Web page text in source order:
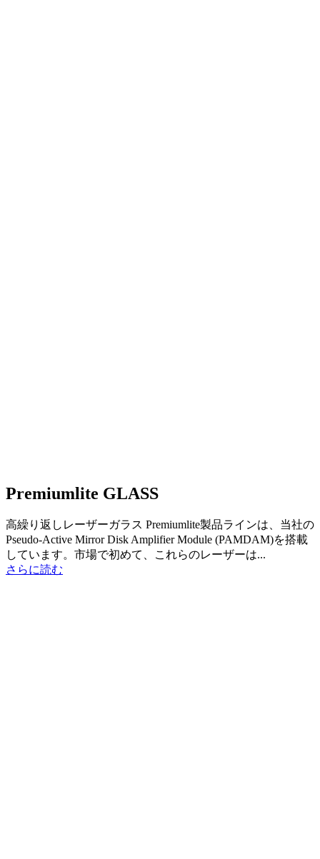
Premiumlite GLASS
高繰り返しレーザーガラス Premiumlite製品ラインは、当社の
Pseudo-Active Mirror Disk Amplifier Module (PAMDAM)を搭載
しています。市場で初めて、これらのレーザーは...
さらに読む